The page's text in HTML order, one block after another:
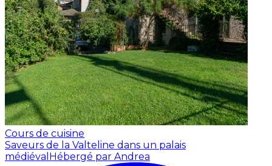
Cours de cuisine
Saveurs de la Valteline dans un palais
médiéval Hébergé par Andrea